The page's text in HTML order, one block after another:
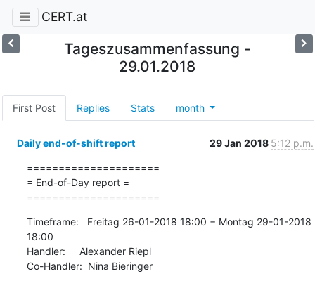
CERT.at
Tageszusammenfassung -
29.01.2018
First Post Replies Stats month
Daily end-of-shift report 29 Jan 2018 5:12 p.m.
=====================
= End-of-Day report =
=====================
Timeframe:   Freitag 26-01-2018 18:00 − Montag 29-01-2018
18:00
Handler:     Alexander Riepl
Co-Handler:  Nina Bieringer